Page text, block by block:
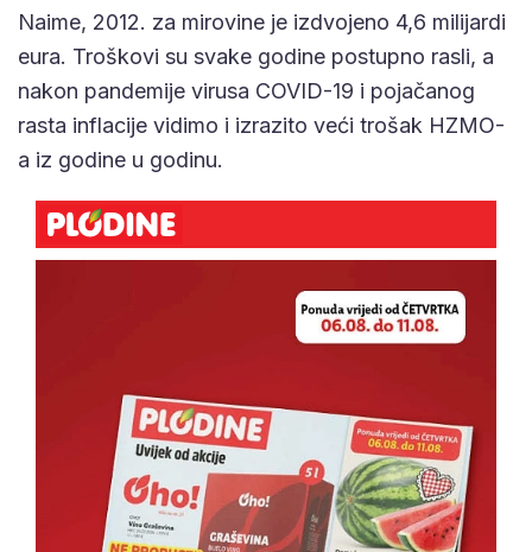
Naime, 2012. za mirovine je izdvojeno 4,6 milijardi
eura. Troškovi su svake godine postupno rasli, a
nakon pandemije virusa COVID-19 i pojačanog
rasta inflacije vidimo i izrazito veći trošak HZMO-
a iz godine u godinu.